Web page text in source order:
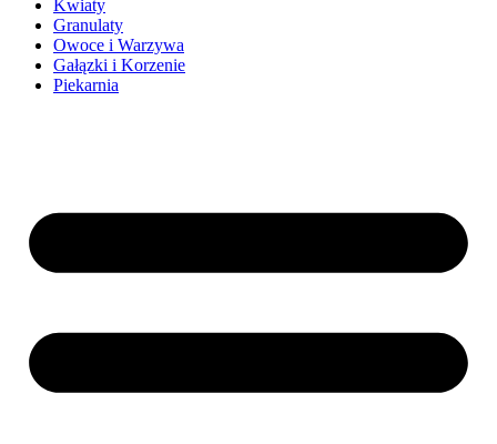
Kwiaty
Granulaty
Owoce i Warzywa
Gałązki i Korzenie
Piekarnia